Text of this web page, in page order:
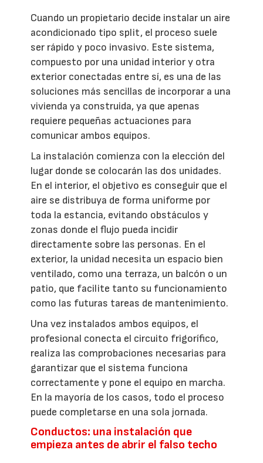
Cuando un propietario decide instalar un aire
acondicionado tipo split, el proceso suele
ser rápido y poco invasivo. Este sistema,
compuesto por una unidad interior y otra
exterior conectadas entre sí, es una de las
soluciones más sencillas de incorporar a una
vivienda ya construida, ya que apenas
requiere pequeñas actuaciones para
comunicar ambos equipos.
La instalación comienza con la elección del
lugar donde se colocarán las dos unidades.
En el interior, el objetivo es conseguir que el
aire se distribuya de forma uniforme por
toda la estancia, evitando obstáculos y
zonas donde el flujo pueda incidir
directamente sobre las personas. En el
exterior, la unidad necesita un espacio bien
ventilado, como una terraza, un balcón o un
patio, que facilite tanto su funcionamiento
como las futuras tareas de mantenimiento.
Una vez instalados ambos equipos, el
profesional conecta el circuito frigorífico,
realiza las comprobaciones necesarias para
garantizar que el sistema funciona
correctamente y pone el equipo en marcha.
En la mayoría de los casos, todo el proceso
puede completarse en una sola jornada.
Conductos: una instalación que
empieza antes de abrir el falso techo